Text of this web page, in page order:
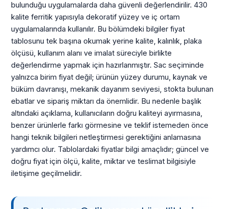
bulunduğu uygulamalarda daha güvenli değerlendirilir. 430
kalite ferritik yapısıyla dekoratif yüzey ve iç ortam
uygulamalarında kullanılır. Bu bölümdeki bilgiler fiyat
tablosunu tek başına okumak yerine kalite, kalınlık, plaka
ölçüsü, kullanım alanı ve imalat süreciyle birlikte
değerlendirme yapmak için hazırlanmıştır. Sac seçiminde
yalnızca birim fiyat değil; ürünün yüzey durumu, kaynak ve
büküm davranışı, mekanik dayanım seviyesi, stokta bulunan
ebatlar ve sipariş miktarı da önemlidir. Bu nedenle başlık
altındaki açıklama, kullanıcıların doğru kaliteyi ayırmasına,
benzer ürünlerle farkı görmesine ve teklif istemeden önce
hangi teknik bilgileri netleştirmesi gerektiğini anlamasına
yardımcı olur. Tablolardaki fiyatlar bilgi amaçlıdır; güncel ve
doğru fiyat için ölçü, kalite, miktar ve teslimat bilgisiyle
iletişime geçilmelidir.